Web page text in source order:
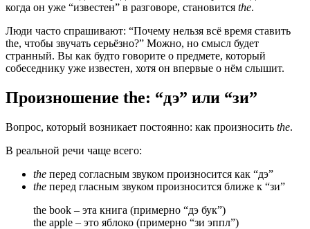
когда он уже “известен” в разговоре, становится the.
Люди часто спрашивают: “Почему нельзя всё время ставить
the, чтобы звучать серьёзно?” Можно, но смысл будет
странный. Вы как будто говорите о предмете, который
собеседнику уже известен, хотя он впервые о нём слышит.
Произношение the: “дэ” или “зи”
Вопрос, который возникает постоянно: как произносить the.
В реальной речи чаще всего:
the перед согласным звуком произносится как “дэ”
the перед гласным звуком произносится ближе к “зи”
the book – эта книга (примерно “дэ бук”)
the apple – это яблоко (примерно “зи эппл”)